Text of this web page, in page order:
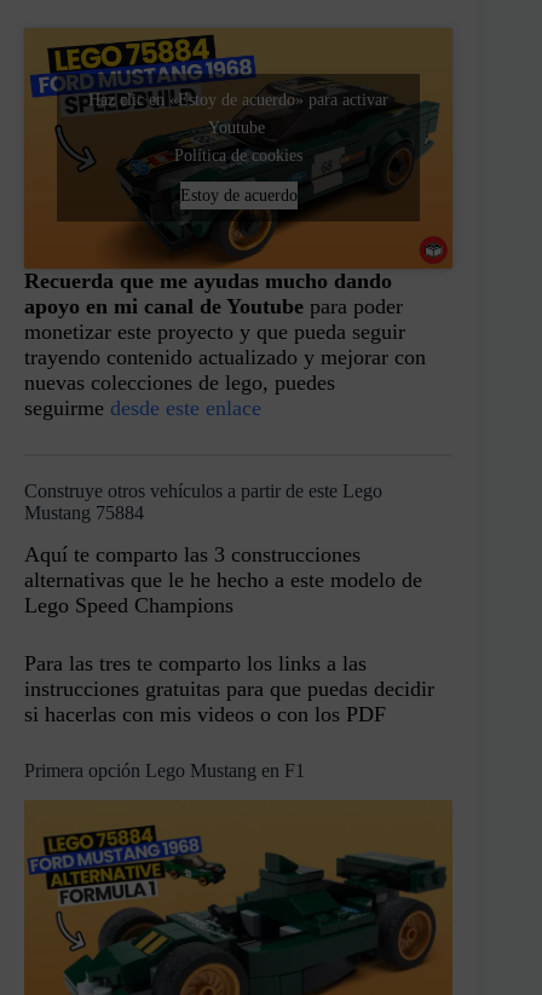
Haz clic en «Estoy de acuerdo» para activar
Youtube
Política de cookies
Estoy de acuerdo
Recuerda que me ayudas mucho dando
apoyo en mi canal de Youtube para poder
monetizar este proyecto y que pueda seguir
trayendo contenido actualizado y mejorar con
nuevas colecciones de lego, puedes
seguirme desde este enlace
Construye otros vehículos a partir de este Lego
Mustang 75884
Aquí te comparto las 3 construcciones
alternativas que le he hecho a este modelo de
Lego Speed Champions
Para las tres te comparto los links a las
instrucciones gratuitas para que puedas decidir
si hacerlas con mis videos o con los PDF
Primera opción Lego Mustang en F1